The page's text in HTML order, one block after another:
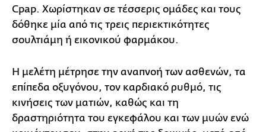
Cpap. Χωρίστηκαν σε τέσσερις ομάδες και τους
δόθηκε μία από τις τρεις περιεκτικότητες
σουλτιάμη ή εικονικού φαρμάκου.
Η μελέτη μέτρησε την αναπνοή των ασθενών, τα
επίπεδα οξυγόνου, τον καρδιακό ρυθμό, τις
κινήσεις των ματιών, καθώς και τη
δραστηριότητα του εγκεφάλου και των μυών ενώ